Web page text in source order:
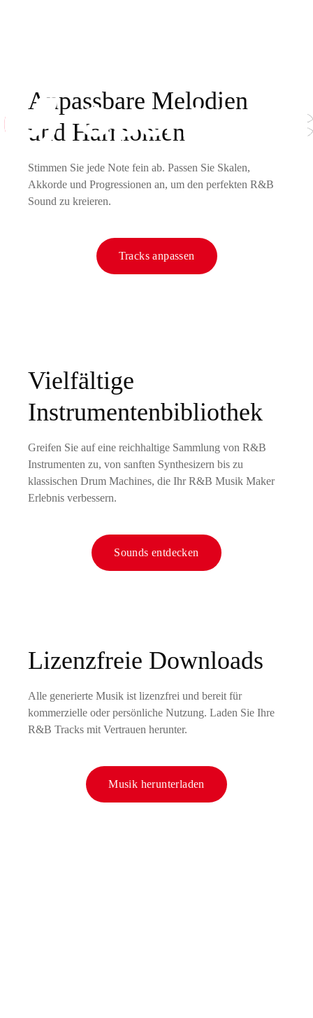
Anpassbare Melodien
und Harmonien
Stimmen Sie jede Note fein ab. Passen Sie Skalen,
Akkorde und Progressionen an, um den perfekten R&B
Sound zu kreieren.
Tracks anpassen
Vielfältige
Instrumentenbibliothek
Greifen Sie auf eine reichhaltige Sammlung von R&B
Instrumenten zu, von sanften Synthesizern bis zu
klassischen Drum Machines, die Ihr R&B Musik Maker
Erlebnis verbessern.
Sounds entdecken
Lizenzfreie Downloads
Alle generierte Musik ist lizenzfrei und bereit für
kommerzielle oder persönliche Nutzung. Laden Sie Ihre
R&B Tracks mit Vertrauen herunter.
Musik herunterladen